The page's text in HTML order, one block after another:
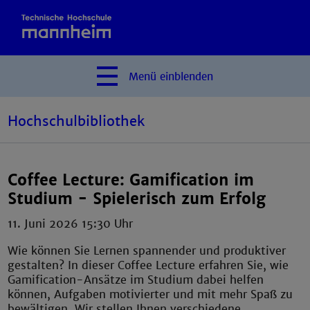
Menü einblenden
Hochschulbibliothek
Coffee Lecture: Gamification im
Studium - Spielerisch zum Erfolg
11. Juni 2026 15:30 Uhr
Wie können Sie Lernen spannender und produktiver
gestalten? In dieser Coffee Lecture erfahren Sie, wie
Gamification-Ansätze im Studium dabei helfen
können, Aufgaben motivierter und mit mehr Spaß zu